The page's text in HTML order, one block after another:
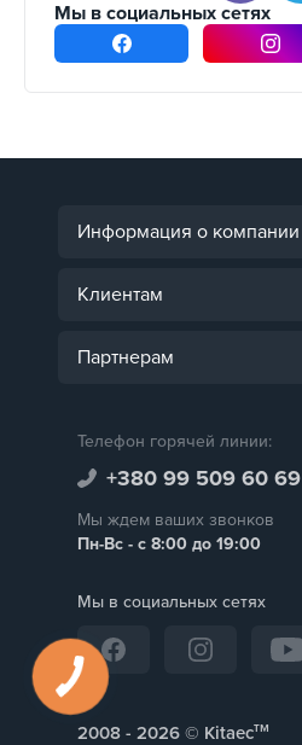
Мы в социальных сетях
Информация о компании
Клиентам
Партнерам
Телефон горячей линии:
+380 99 509 60 69
Мы ждем ваших звонков
Пн-Вс - с 8:00 до 19:00
Мы в социальных сетях
2008 - © Kitaecтм